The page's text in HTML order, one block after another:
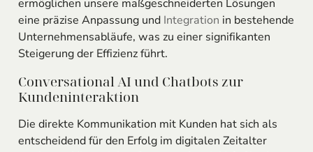
ermöglichen unsere maßgeschneiderten Lösungen
eine präzise Anpassung und Integration in bestehende
Unternehmensabläufe, was zu einer signifikanten
Steigerung der Effizienz führt.
Conversational AI und Chatbots zur
Kundeninteraktion
Die direkte Kommunikation mit Kunden hat sich als
entscheidend für den Erfolg im digitalen Zeitalter